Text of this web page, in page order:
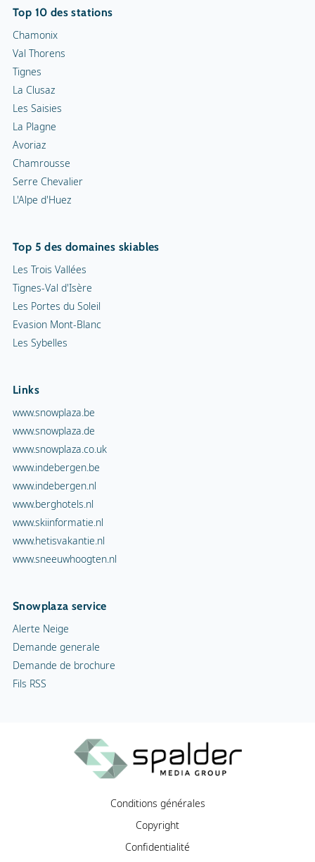
Top 10 des stations
Chamonix
Val Thorens
Tignes
La Clusaz
Les Saisies
La Plagne
Avoriaz
Chamrousse
Serre Chevalier
L'Alpe d'Huez
Top 5 des domaines skiables
Les Trois Vallées
Tignes-Val d'Isère
Les Portes du Soleil
Evasion Mont-Blanc
Les Sybelles
Links
www.snowplaza.be
www.snowplaza.de
www.snowplaza.co.uk
www.indebergen.be
www.indebergen.nl
www.berghotels.nl
www.skiinformatie.nl
www.hetisvakantie.nl
www.sneeuwhoogten.nl
Snowplaza service
Alerte Neige
Demande generale
Demande de brochure
Fils RSS
Conditions générales
Copyright
Confidentialité